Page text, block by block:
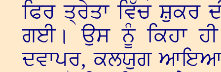
ਫਿਰ ਤ੍ਰੇਤਾ ਵਿੱਚ ਸ਼ੁਕਰ
ਗਈ। ਉਸ ਨੂੰ ਕਿਹਾ ਹੀ
ਦਵਾਪਰ, ਕਲਯੁਗ